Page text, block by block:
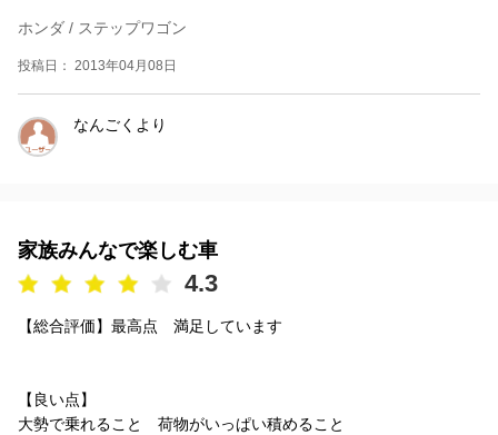
ホンダ / ステップワゴン
投稿日： 2013年04月08日
なんごくより
家族みんなで楽しむ車
4.3
【総合評価】最高点 満足しています
【良い点】
大勢で乗れること 荷物がいっぱい積めること